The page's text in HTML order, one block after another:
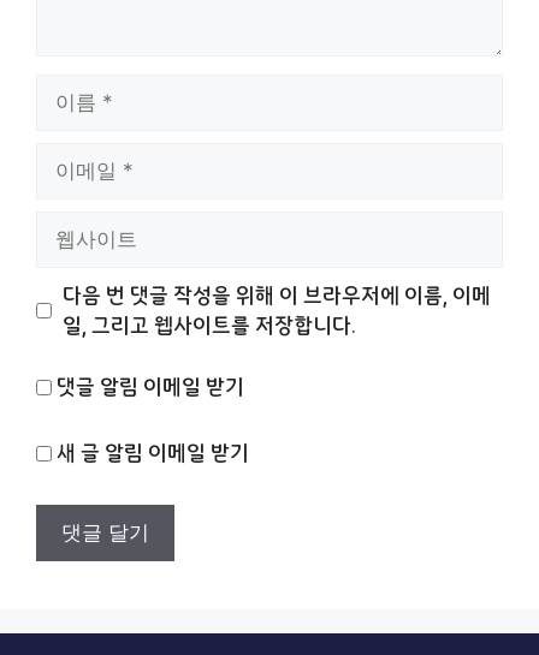
트
다음 번 댓글 작성을 위해 이 브라우저에 이름, 이메
일, 그리고 웹사이트를 저장합니다.
댓글 알림 이메일 받기
새 글 알림 이메일 받기